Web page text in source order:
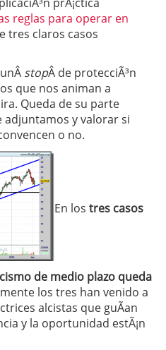
reglas para operar en
tres claros casos
stopÂ de protecciÃ³n
que nos animan a
Queda de su parte
adjuntamos y valorar si
o no.
En los tres casos
de medio plazo queda
los tres han venido a
alcistas que guÃ­an
y la oportunidad estÃ¡n